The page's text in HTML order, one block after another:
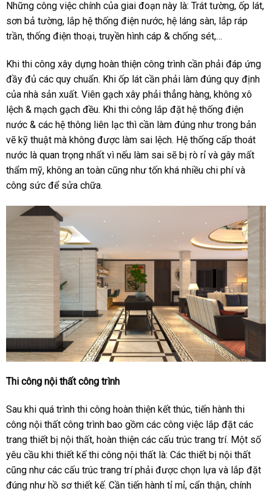
Những công việc chính của giai đoạn này là: Trát tường, ốp lát,
sơn bả tường, lắp hệ thống điện nước, hệ láng sàn, lắp ráp
trần, thống điện thoại, truyền hình cáp & chống sét,…
Khi thi công xây dựng hoàn thiện công trình cần phải đáp ứng
đầy đủ các quy chuẩn. Khi ốp lát cần phải làm đúng quy định
của nhà sản xuất. Viên gạch xây phải thẳng hàng, không xô
lệch & mạch gạch đều. Khi thi công lắp đặt hệ thống điện
nước & các hệ thông liên lạc thì cần làm đúng như trong bản
vẽ kỹ thuật mà không được làm sai lệch. Hệ thống cấp thoát
nước là quan trọng nhất vì nếu làm sai sẽ bị rò rỉ và gây mất
thẩm mỹ, không an toàn cũng như tốn khá nhiều chi phí và
công sức để sửa chữa.
Thi công nội thất công trình
Sau khi quá trình thi công hoàn thiện kết thúc, tiến hành thi
công nội thất công trình bao gồm các công việc lắp đặt các
trang thiết bị nội thất, hoàn thiện các cấu trúc trang trí. Một số
yêu cầu khi thiết kế thi công nội thất là: Các thiết bị nội thất
cũng như các cấu trúc trang trí phải được chọn lựa và lắp đặt
đúng như hồ sơ thiết kế. Cần tiến hành tỉ mỉ, cẩn thận, chính